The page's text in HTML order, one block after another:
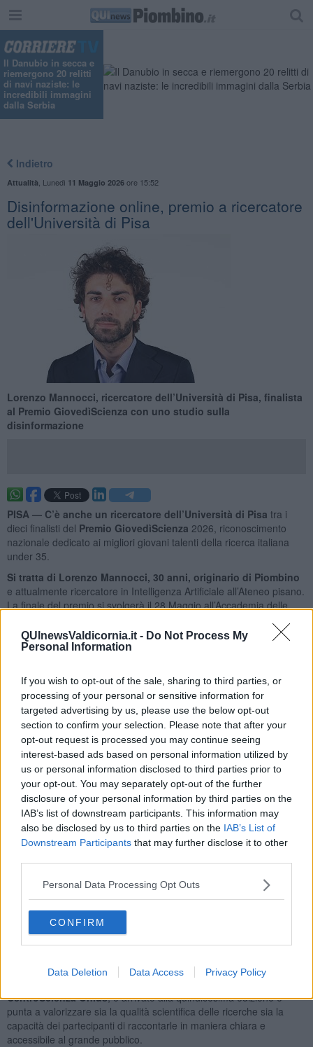
QUInewsValdicornia.it - Do Not Process My
Personal Information
If you wish to opt-out of the sale, sharing to third parties, or
processing of your personal or sensitive information for
targeted advertising by us, please use the below opt-out
section to confirm your selection. Please note that after your
opt-out request is processed you may continue seeing
interest-based ads based on personal information utilized by
us or personal information disclosed to third parties prior to
your opt-out. You may separately opt-out of the further
disclosure of your personal information by third parties on the
IAB’s list of downstream participants. This information may
also be disclosed by us to third parties on the IAB’s List of
Downstream Participants that may further disclose it to other
Personal Data Processing Opt Outs
CONFIRM
Data Deletion Data Access Privacy Policy
Il Danubio in secca e
riemergono 20 relitti
di navi naziste: le
incredibili immagini
dalla Serbia
Indietro
Attualità Lunedì 11 Maggio 2026ore 15:52
Disinformazione online, premio a ricercatore
dell'Università di Pisa
Lorenzo Mannocci, ricercatore dell’Università di Pisa, finalista
al Premio GiovedìScienza con uno studio sulla
disinformazione
PISA — C’è anche un ricercatore dell’Università di Pisa tra i
dieci finalisti del Premio GiovedìScienza 2026, riconoscimento
nazionale dedicato ai migliori giovani talenti della ricerca italiana
under 35.
Si tratta di Lorenzo Mannocci, 30 anni, originario di Piombino
e attualmente ricercatore in Intelligenza Artificiale all’Ateneo pisano.
La finale del premio si svolgerà il 28 Maggio all’Accademia delle
Mannocci è stato selezionato grazie a un progettodedicato alla
disinformazione online e al ruolo degli algoritmi nella formazione
del dibattito pubblico digitale.
Dopo la laurea triennale in Ingegneria Informatica e quella
magistrale inData Science and Business Informatics
all’Università di Pisa , il ricercatore ha concentrato il proprio lavoro
sullo studio degli ecosistemi digitali e delle dinamiche della
comunicazione online.
La ricerca analizza in particolare le cosiddette “information
operations”, ovvero operazioni coordinate che sfruttano social
network, bot e reti di account per diffondere contenuti e influenzare
il dibattito pubblico.
larga scala, il progetto punta a distinguere le mobilitazioni
spontanee dalle strategie organizzate di manipolazione, soprattutto
in contesti delicati come campagne elettorali o crisi internazionali.
L’obiettivo dello studio è comprendere quanto la disinformazione
possa incidere sulla qualità della partecipazione democratica e
CentroScienza Onlus, è arrivato alla quindicesima edizione e
punta a valorizzare sia la qualità scientifica delle ricerche sia la
capacità dei partecipanti di raccontarle in maniera chiara e
accessibile al grande pubblico.